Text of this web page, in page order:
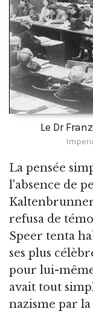
Le Dr
La pensée
l'absence de
refusa de
Speer tenta
ses plus
pour lui-
avait tout
nazisme par